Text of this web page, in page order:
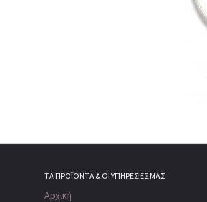
ΤΑ ΠΡΟΪΌΝΤΑ & ΟΙ ΥΠΗΡΕΣΊΕΣ ΜΑΣ
Αρχική